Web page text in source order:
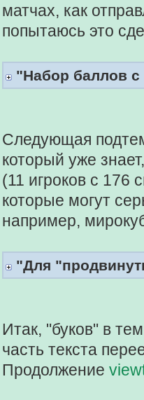
матчах, как
попытаюсь это
"Набор баллов
Следующая
который уже
(11 игроков с 176
которые могут
например,
"Для
Итак, "буков" в
часть текста
Продолжение